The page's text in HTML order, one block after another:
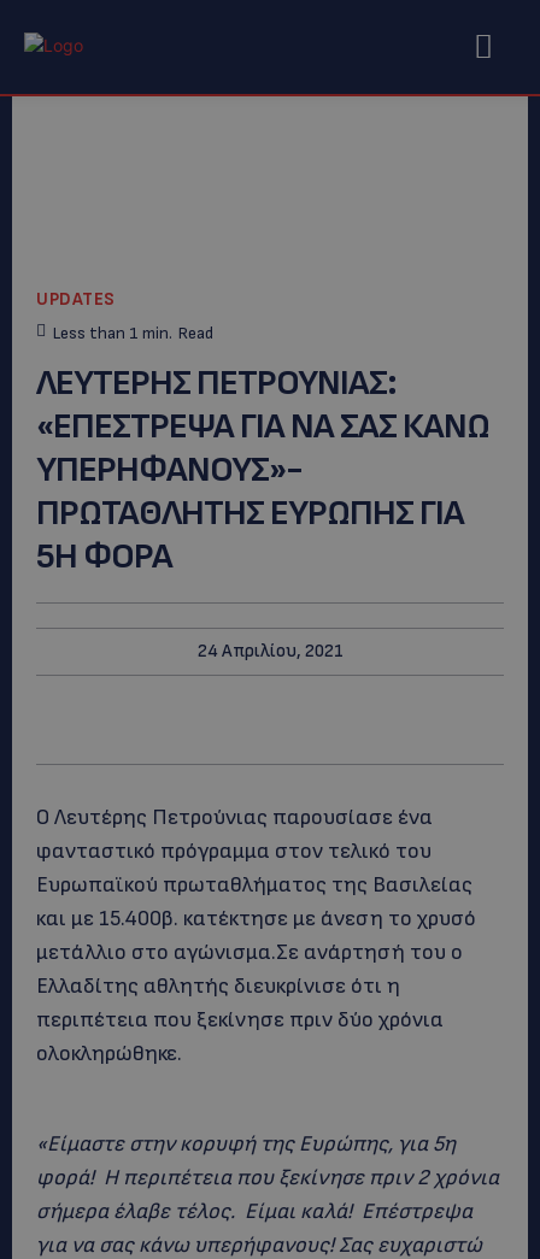
UPDATES
Less than 1 min. Read
ΛΕΥΤΕΡΗΣ ΠΕΤΡΟΥΝΙΑΣ:
«ΕΠΕΣΤΡΕΨΑ ΓΙΑ ΝΑ ΣΑΣ ΚΑΝΩ
ΥΠΕΡΗΦΑΝΟΥΣ»-
ΠΡΩΤΑΘΛΗΤΗΣ ΕΥΡΩΠΗΣ ΓΙΑ
5Η ΦΟΡΑ
24 Απριλίου, 2021
Ο Λευτέρης Πετρούνιας παρουσίασε ένα
φανταστικό πρόγραμμα στον τελικό του
Ευρωπαϊκού πρωταθλήματος της Βασιλείας
και με 15.400β. κατέκτησε με άνεση το χρυσό
μετάλλιο στο αγώνισμα.Σε ανάρτησή του ο
Ελλαδίτης αθλητής διευκρίνισε ότι η
περιπέτεια που ξεκίνησε πριν δύο χρόνια
ολοκληρώθηκε.
«Είμαστε στην κορυφή της Ευρώπης, για 5η
φορά! Η περιπέτεια που ξεκίνησε πριν 2 χρόνια
σήμερα έλαβε τέλος. Είμαι καλά! Επέστρεψα
για να σας κάνω υπερήφανους! Σας ευχαριστώ